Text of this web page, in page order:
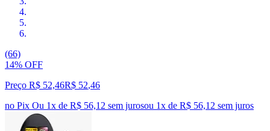
(66)
14% OFF
Preço R$ 52,46R$ 52,46
no Pix Ou 1x de R$ 56,12 sem jurosou 1x de R$ 56,12 sem juros